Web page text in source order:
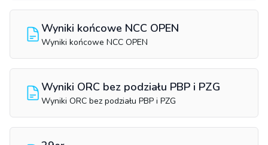
Wyniki końcowe NCC OPEN
Wyniki końcowe NCC OPEN
Wyniki ORC bez podziału PBP i PZG
Wyniki ORC bez podziału PBP i PZG